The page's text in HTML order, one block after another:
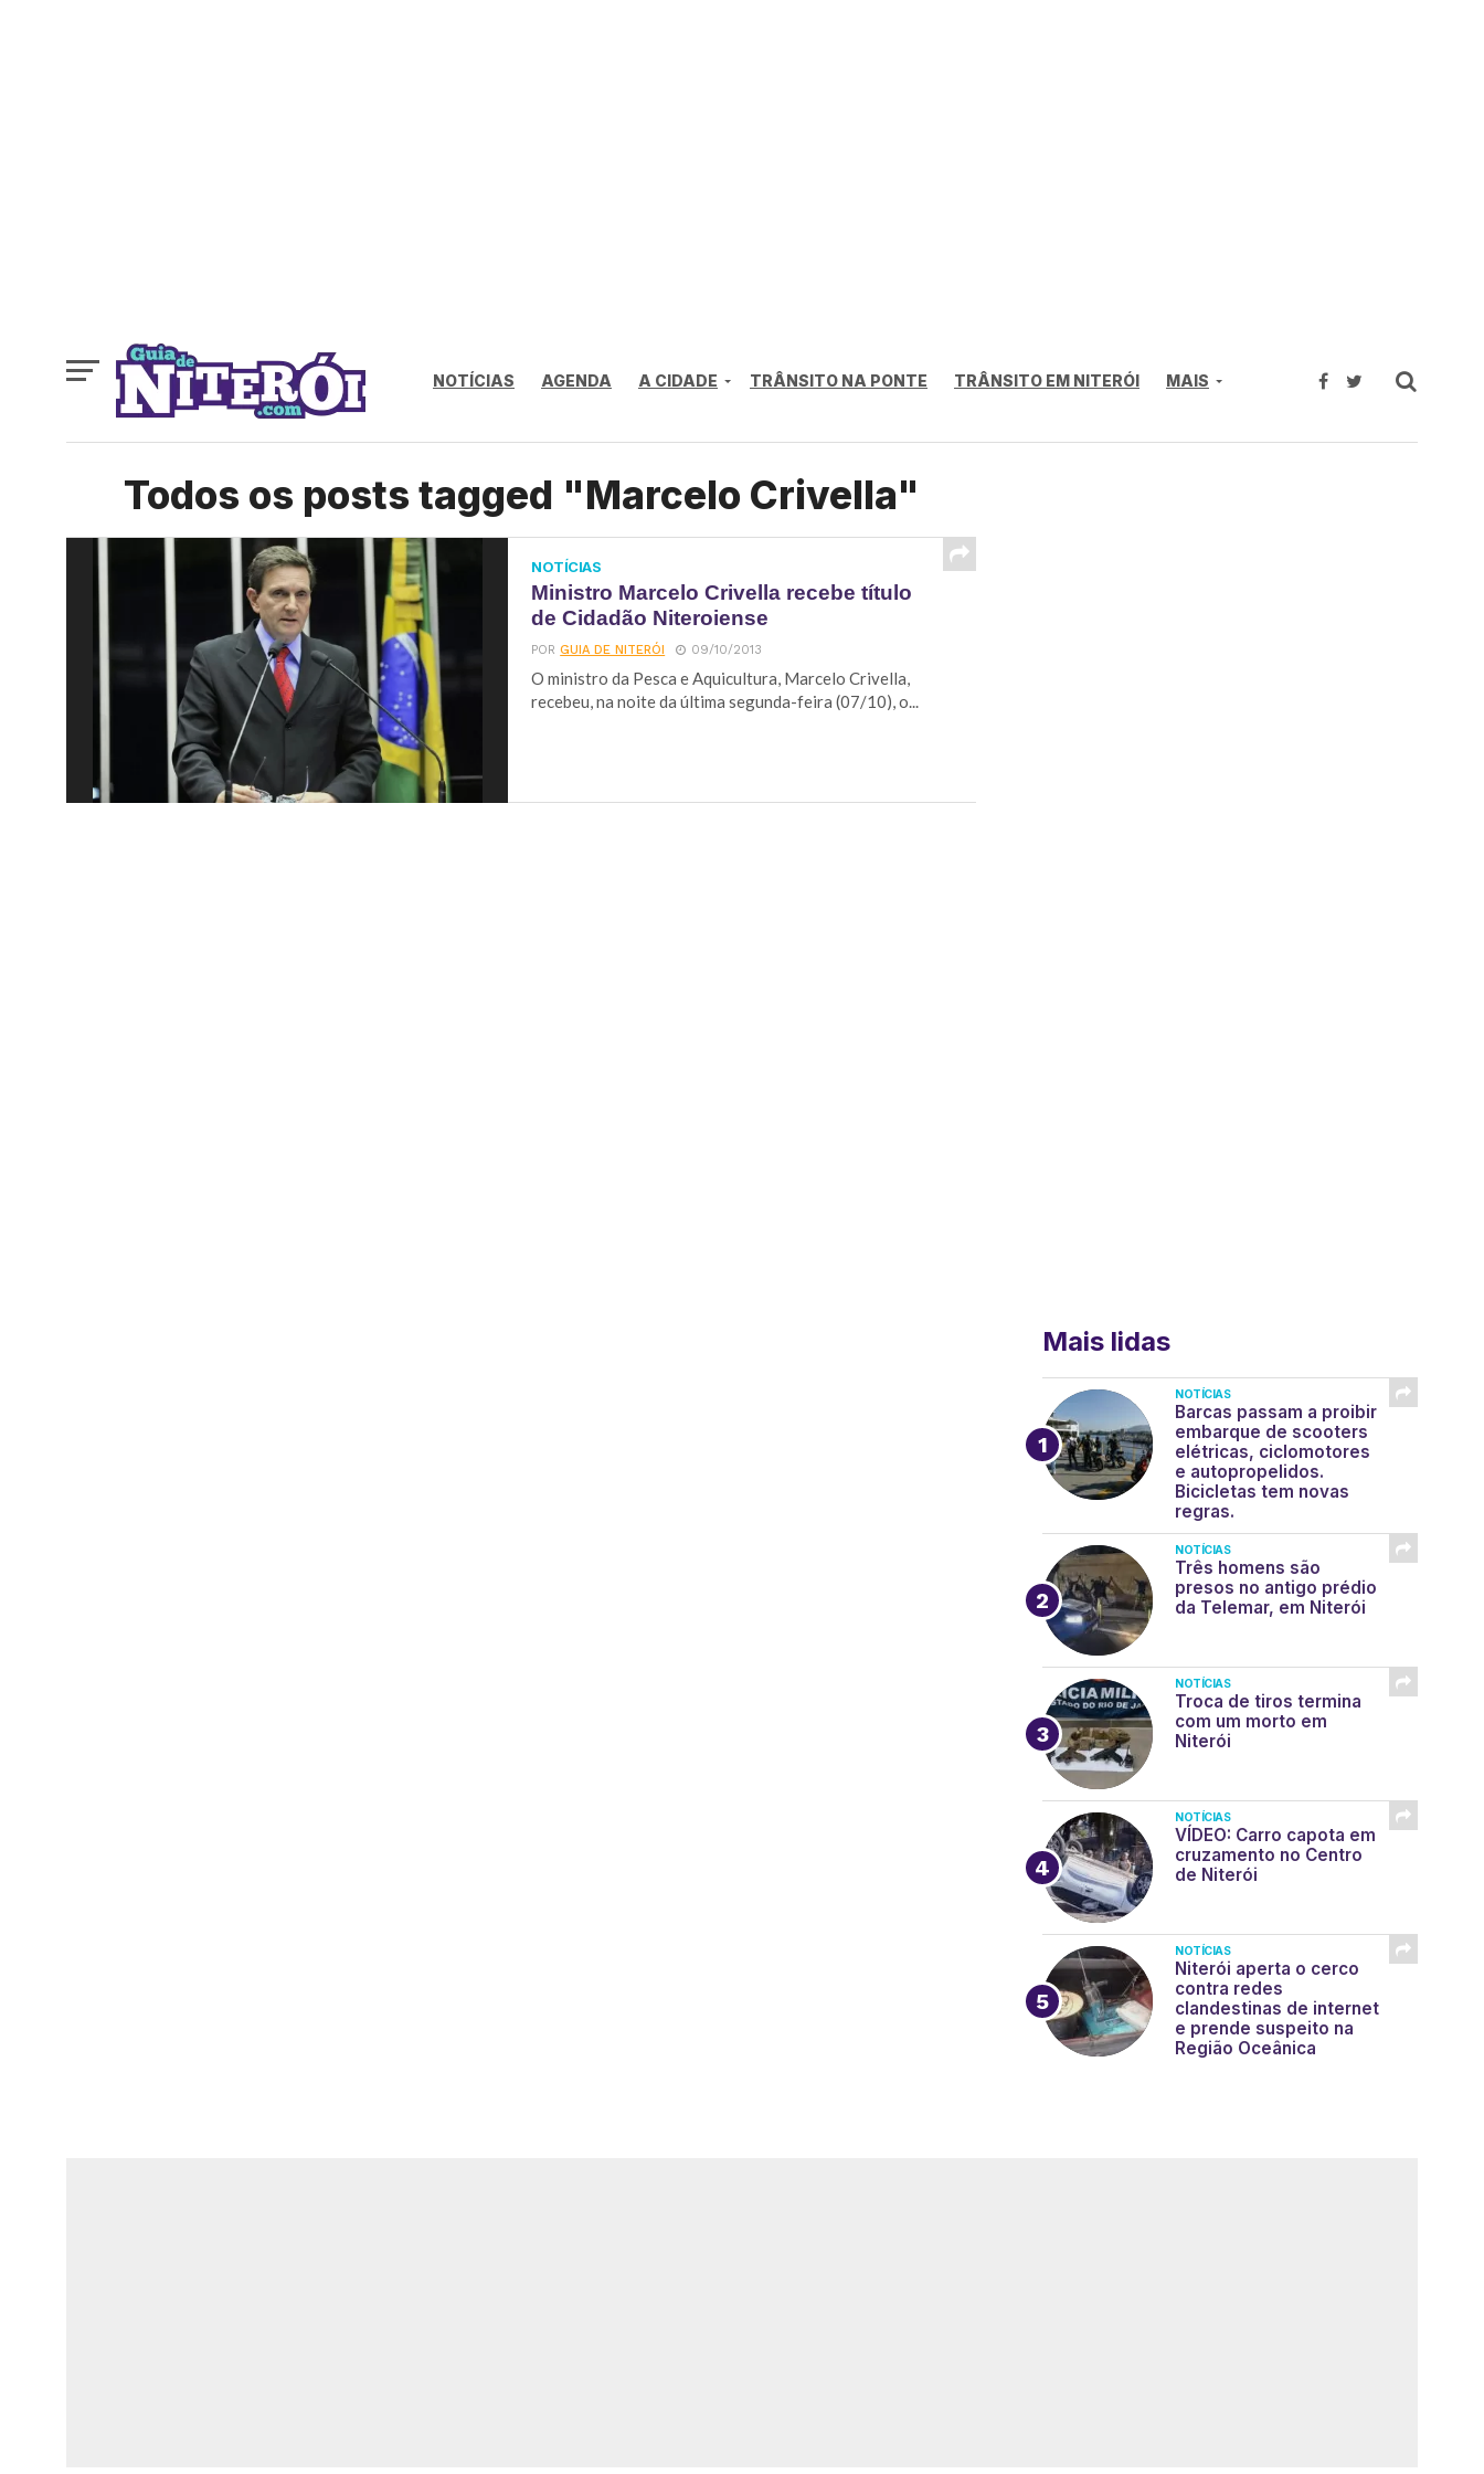
NOTÍCIAS AGENDA A CIDADE TRÂNSITO NA PONTE TRÂNSITO EM NITERÓI MAIS
Todos os posts tagged "Marcelo Crivella"
NOTÍCIAS
Ministro Marcelo Crivella recebe título
de Cidadão Niteroiense
PORGUIA DE NITERÓI 09/10/2013
O ministro da Pesca e Aquicultura, Marcelo Crivella,
recebeu, na noite da última segunda-feira (07/10), o...
Mais lidas
NOTÍCIAS
Barcas passam a proibir
embarque de scooters
elétricas, ciclomotores
e autopropelidos.
Bicicletas tem novas
regras.
NOTÍCIAS
Três homens são
presos no antigo prédio
da Telemar, em Niterói
NOTÍCIAS
Troca de tiros termina
com um morto em
Niterói
NOTÍCIAS
VÍDEO: Carro capota em
cruzamento no Centro
de Niterói
NOTÍCIAS
Niterói aperta o cerco
contra redes
clandestinas de internet
e prende suspeito na
Região Oceânica